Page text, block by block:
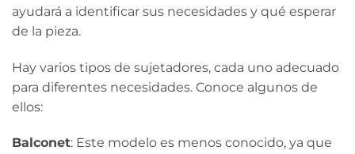
ayudará a identificar sus necesidades y qué esperar
de la pieza.
Hay varios tipos de sujetadores, cada uno adecuado
para diferentes necesidades. Conoce algunos de
ellos:
Balconet: Este modelo es menos conocido, ya que